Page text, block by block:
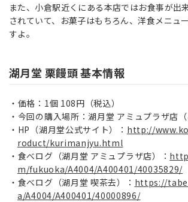
また、小倉駅近くにある本店ではお食事が出
されていて、お菓子はもちろん、洋食メニュ
すよ。
湖月堂 栗饅頭 基本情報
価格：1個 108円（税込）
今回の購入場所：湖月堂 アミュプラザ店（
HP（湖月堂公式サイト）： http://
roduct/kurimanjyu.html
食べログ（湖月堂 アミュプラザ店）：
m/fukuoka/A4004/A400401/40035829/
食べログ（湖月堂 喫茶去）： https://
a/A4004/A400401/40000896/